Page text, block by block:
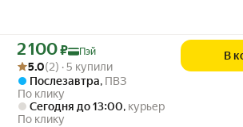
Цена с картой Яндекс Пэй 2100 ₽ вместо
2 100₽
Пэй
Рейтинг товара: 5.0 из 5
Оценок: (2) · 5 купили
5.0(2) · 5 купили
Послезавтра, ПВЗ
По клику
Сегодня до 13:00, курьер
По клику
В